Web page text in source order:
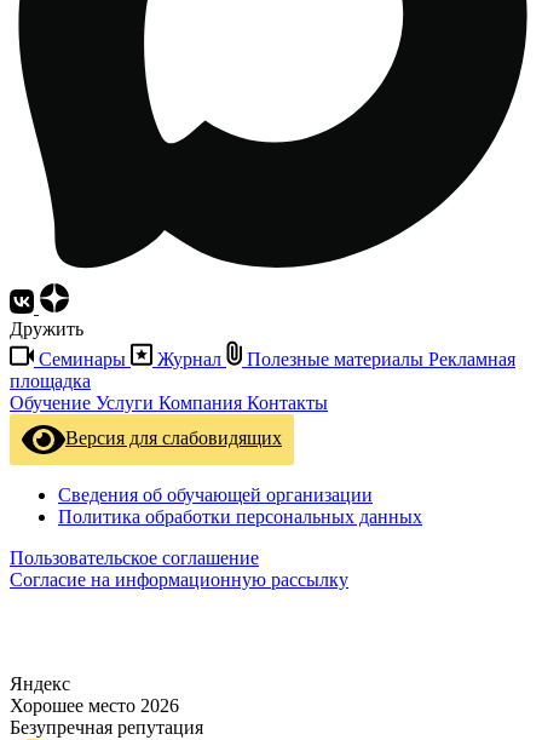
Дружить
Семинары
Журнал Полезные материалы Рекламная
площадка
Обучение Услуги Компания Контакты
Версия для слабовидящих
Сведения об обучающей организации
Политика обработки персональных данных
Пользовательское соглашение
Согласие на информационную рассылку
Яндекс
Хорошее место 2026
Безупречная репутация